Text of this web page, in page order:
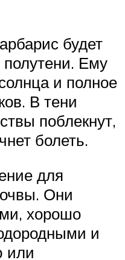
будет
Ему
и полное
В тени
поблекнут,
болеть.
для
Они
хорошо
и
или